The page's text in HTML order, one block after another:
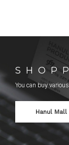
You can buy
Hanul Mall